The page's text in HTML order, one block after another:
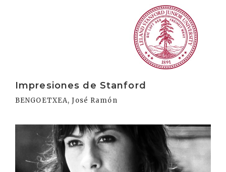
Impresiones de Stanford
BENGOETXEA, José Ramón